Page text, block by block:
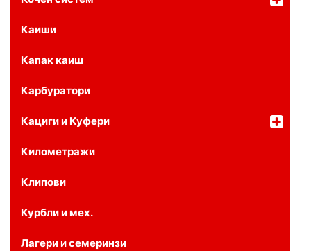
Каиши
Капак каиш
Карбуратори
Кациги и Куфери
Километражи
Клипови
Курбли и мех.
Лагери и семеринзи